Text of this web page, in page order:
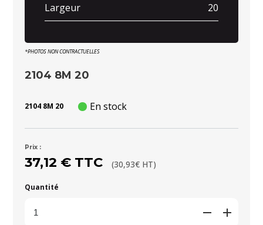
Largeur 20
*PHOTOS NON CONTRACTUELLES
2104 8M 20
2104 8M 20 En stock
Prix :
37,12 € TTC (30,93€ HT)
Quantité